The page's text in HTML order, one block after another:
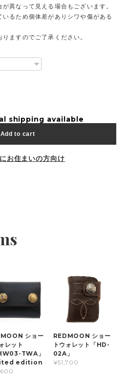
異なって見える場合もございます。
るため個体差がありシワや傷がある
ますのでご了承ください。
shipping available
Add to cart
お住まいの方向け
ショー
レット
TWA」
edition
REDMOON ショー
トウォレット「HD-
02A」
¥51,700